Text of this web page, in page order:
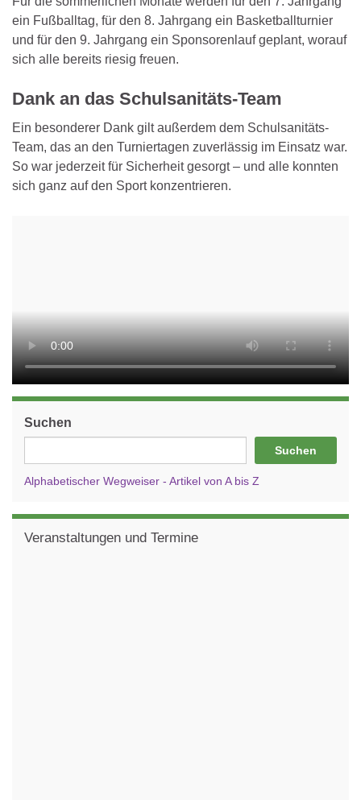
ein Fußballtag, für den 8. Jahrgang ein Basketballturnier
und für den 9. Jahrgang ein Sponsorenlauf geplant, worauf
sich alle bereits riesig freuen.
Dank an das Schulsanitäts-Team
Ein besonderer Dank gilt außerdem dem Schulsanitäts-
Team, das an den Turniertagen zuverlässig im Einsatz war.
So war jederzeit für Sicherheit gesorgt – und alle konnten
sich ganz auf den Sport konzentrieren.
Suchen
Suchen
Alphabetischer Wegweiser - Artikel von A bis Z
Veranstaltungen und Termine